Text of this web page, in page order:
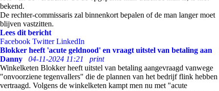
bekend.
De rechter-commissaris zal binnenkort bepalen of de man langer moet
blijven vastzitten.
Lees dit bericht
Facebook Twitter LinkedIn
Blokker heeft 'acute geldnood' en vraagt uitstel van betaling aan
Danny
04-11-2024 11:21
print
Winkelketen Blokker heeft uitstel van betaling aangevraagd vanwege
"onvoorziene tegenvallers" die de plannen van het bedrijf flink hebben
vertraagd. Volgens de winkelketen kampt men nu met "acute